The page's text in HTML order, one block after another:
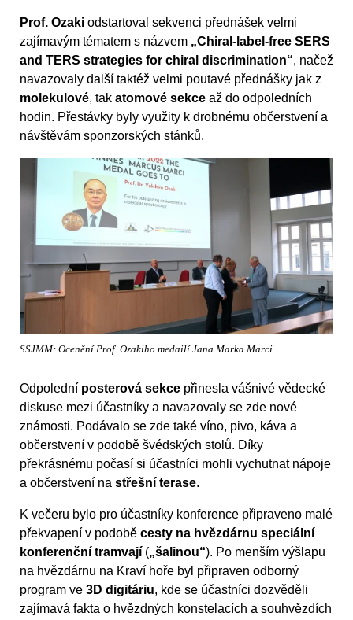
Prof. Ozaki odstartoval sekvenci přednášek velmi
zajímavým tématem s názvem „Chiral-label-free SERS
and TERS strategies for chiral discrimination“, načež
navazovaly další taktéž velmi poutavé přednášky jak z
molekulové, tak atomové sekce až do odpoledních
hodin. Přestávky byly využity k drobnému občerstvení a
návštěvám sponzorských stánků.
SSJMM: Ocenění Prof. Ozakiho medailí Jana Marka Marci
Odpolední posterová sekce přinesla vášnivé vědecké
diskuse mezi účastníky a navazovaly se zde nové
známosti. Podávalo se zde také víno, pivo, káva a
občerstvení v podobě švédských stolů. Díky
překrásnému počasí si účastníci mohli vychutnat nápoje
a občerstvení na střešní terase.
K večeru bylo pro účastníky konference připraveno malé
překvapení v podobě cesty na hvězdárnu speciální
konferenční tramvají („šalinou“). Po menším výšlapu
na hvězdárnu na Kraví hoře byl připraven odborný
program ve 3D digitáriu, kde se účastníci dozvěděli
zajímavá fakta o hvězdných konstelacích a souhvězdích